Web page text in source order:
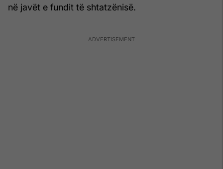
në javët e fundit të shtatzënisë.